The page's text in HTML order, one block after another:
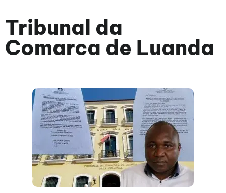
Tribunal da
Comarca de Luanda